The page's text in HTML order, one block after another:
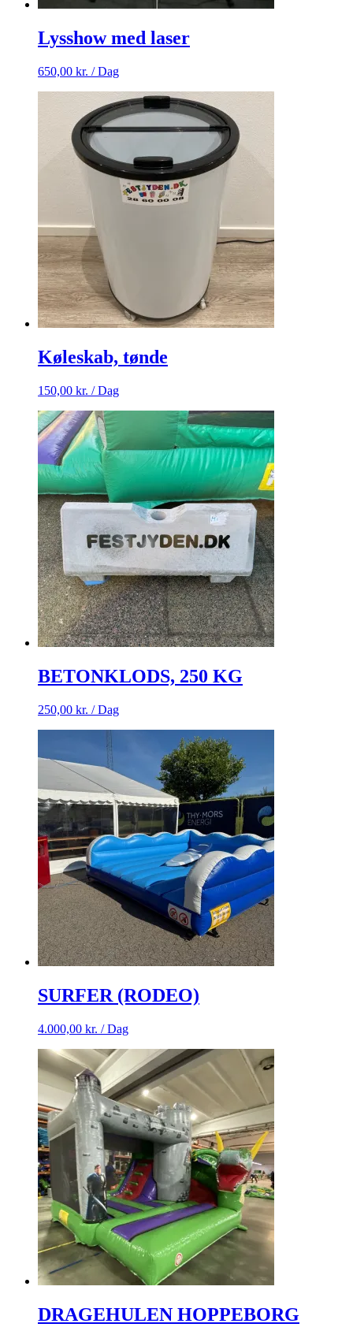
Lysshow med laser
650,00 kr. / Dag
Køleskab, tønde
150,00 kr. / Dag
BETONKLODS, 250 KG
250,00 kr. / Dag
SURFER (RODEO)
4.000,00 kr. / Dag
DRAGEHULEN HOPPEBORG